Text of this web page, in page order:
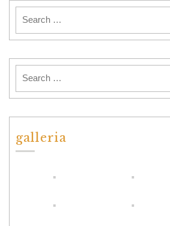
galleria